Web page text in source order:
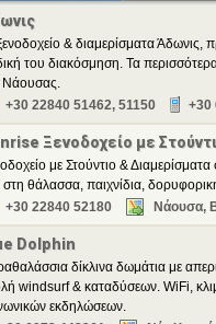
& διαμερίσματα Άδωνις,
του διακόσμηση. Τα
Νάουσας.
+30 22840 51462, 51150
+30
Ξενοδοχείο με
με Στούντιο &
θάλασσα, παιχνίδια,
+30 22840 52180
Νάουσα,
Dolphin
δίκλινα δωμάτια με
windsurf & καταδύσεων. WiFi,
εκδηλώσεων.